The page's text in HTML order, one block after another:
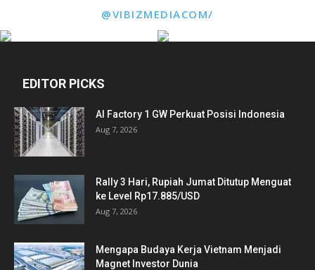
@VIBIZMEDIACOM/
EDITOR PICKS
AI Factory 1 GW Perkuat Posisi Indonesia
Aug 7, 2026
Rally 3 Hari, Rupiah Jumat Ditutup Menguat
ke Level Rp17.885/USD
Aug 7, 2026
Mengapa Budaya Kerja Vietnam Menjadi
Magnet Investor Dunia